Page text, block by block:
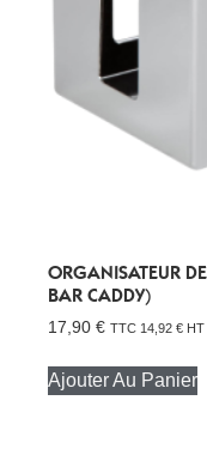
ORGANISATEUR
BAR CADDY)
17,90 € TTC 14,92 € HT
Ajouter Au Panier